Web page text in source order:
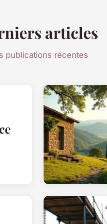
articles
publications récentes